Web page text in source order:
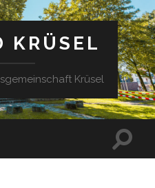
KRÜSEL
Krüsel